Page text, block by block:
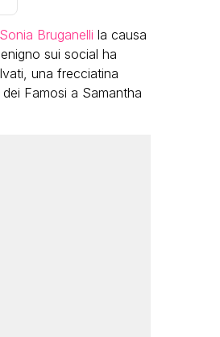
Bruganelli la causa
sui social ha
una frecciatina
Famosi a Samantha